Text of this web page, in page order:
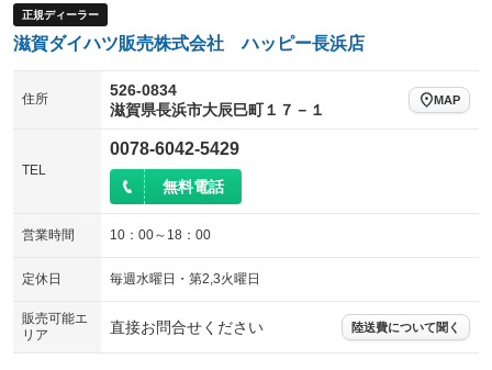
正規ディーラー
滋賀ダイハツ販売株式会社 ハッピー長浜店
住所
526-0834
滋賀県長浜市大辰巳町１７－１
MAP
TEL
0078-6042-5429
無料電話
営業時間 10：00～18：00
定休日 毎週水曜日・第2,3火曜日
販売可能エ
リア
直接お問合せください 陸送費について聞く